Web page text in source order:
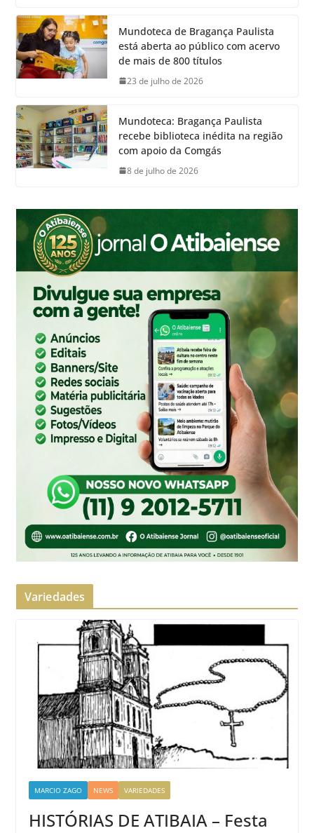
Mundoteca de Bragança Paulista
está aberta ao público com acervo
de mais de 800 títulos
23 de julho de 2026
Mundoteca: Bragança Paulista
recebe biblioteca inédita na região
com apoio da Comgás
8 de julho de 2026
Variedades
MARCIO ZAGO NEWS VARIEDADES
HISTÓRIAS DE ATIBAIA – Festa